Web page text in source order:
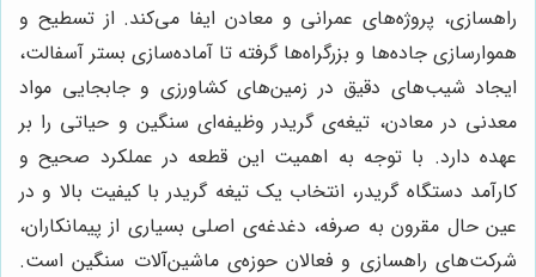
راهسازی، پروژه‌های عمرانی و معادن ایفا می‌کند. از تسطیح و
هموارسازی جاده‌ها و بزرگراه‌ها گرفته تا آماده‌سازی بستر آسفالت،
ایجاد شیب‌های دقیق در زمین‌های کشاورزی و جابجایی مواد
معدنی در معادن، تیغه‌ی گریدر وظیفه‌ای سنگین و حیاتی را بر
عهده دارد. با توجه به اهمیت این قطعه در عملکرد صحیح و
کارآمد دستگاه گریدر، انتخاب یک تیغه گریدر با کیفیت بالا و در
عین حال مقرون به صرفه، دغدغه‌ی اصلی بسیاری از پیمانکاران،
شرکت‌های راهسازی و فعالان حوزه‌ی ماشین‌آلات سنگین است.